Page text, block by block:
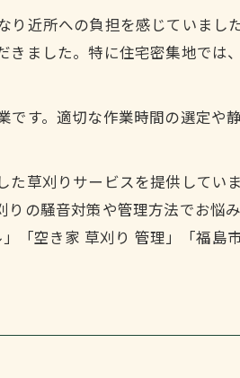
近所への負担を感じていまし
ました。特に住宅密集地では
す。適切な作業時間の選定や
草刈りサービスを提供してい
の騒音対策や管理方法でお悩
「空き家 草刈り 管理」「福島